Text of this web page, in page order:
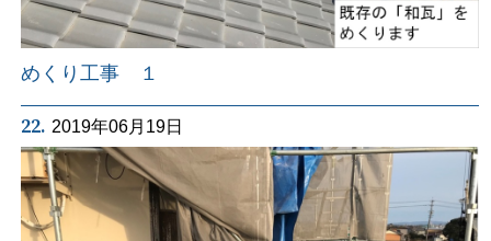
めくり工事 １
22. 2019年06月19日